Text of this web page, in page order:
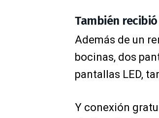
También
Además de un
bocinas, dos
pantallas LED,
Y conexión